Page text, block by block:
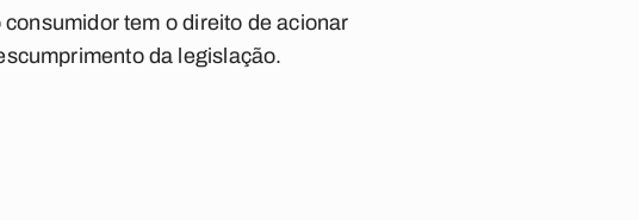
tem o direito de acionar
da legislação.